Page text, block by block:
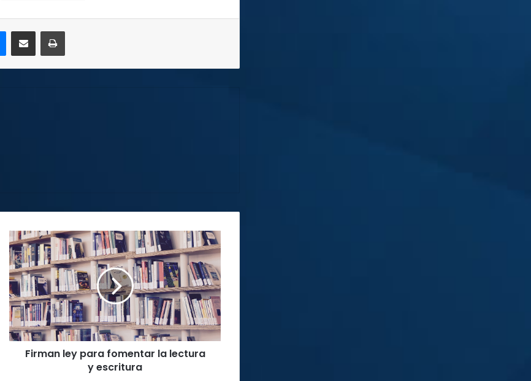
MessengerCompartir por correo electrónicoImprimir
Firman
ley
para
fomentar
la
lectura
y
escritura
Firman ley para fomentar la lectura
y escritura